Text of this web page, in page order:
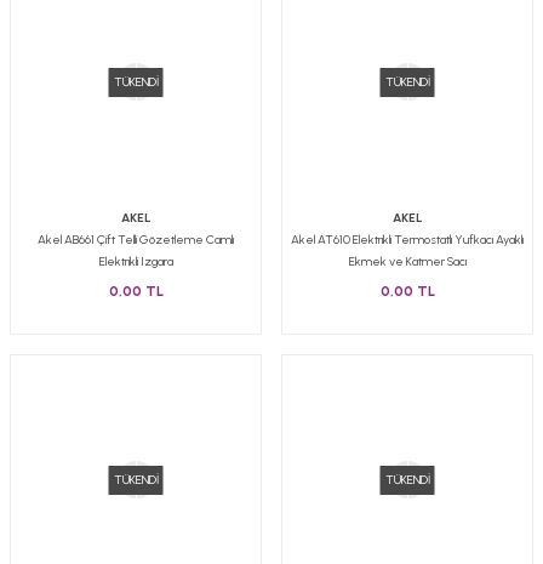
TÜKENDİ
AKEL
Akel AB661 Çift Telli Gözetleme Camlı
Elektrikli Izgara
0,00 TL
TÜKENDİ
AKEL
Akel AT610 Elektrikli Termostatlı Yufkacı Ayaklı
Ekmek ve Katmer Sacı
0,00 TL
TÜKENDİ TÜKENDİ